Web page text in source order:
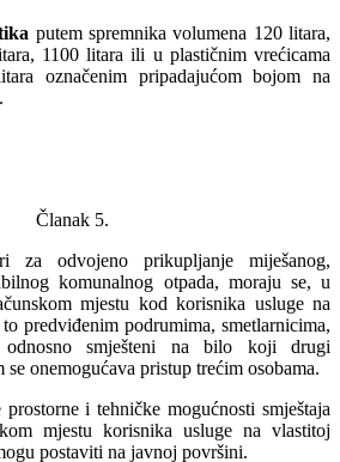
putem spremnika volumena 120 litara,
1100 litara ili u plastičnim vrećicama
označenim pripadajućom bojom na
Članak 5.
za odvojeno prikupljanje miješanog,
komunalnog otpada, moraju se, u
mjestu kod korisnika usluge na
predviđenim podrumima, smetlarnicima,
odnosno smješteni na bilo koji drugi
onemogućava pristup trećim osobama.
i tehničke mogućnosti smještaja
mjestu korisnika usluge na vlastitoj
postaviti na javnoj površini.